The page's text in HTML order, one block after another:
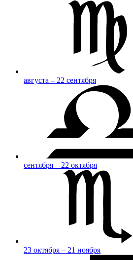
августа – 22 сентября
сентября – 22 октября
23 октября – 21 ноября